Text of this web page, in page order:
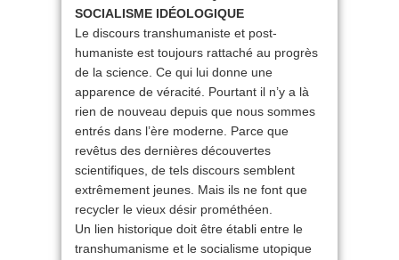
SOCIALISME IDÉOLOGIQUE
Le discours transhumaniste et post-
humaniste est toujours rattaché au progrès
de la science. Ce qui lui donne une
apparence de véracité. Pourtant il n’y a là
rien de nouveau depuis que nous sommes
entrés dans l’ère moderne. Parce que
revêtus des dernières découvertes
scientifiques, de tels discours semblent
extrêmement jeunes. Mais ils ne font que
recycler le vieux désir prométhéen.
Un lien historique doit être établi entre le
transhumanisme et le socialisme utopique